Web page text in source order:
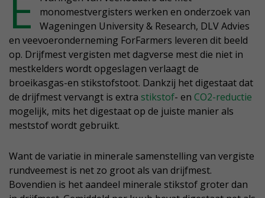
monomestvergisters werken en onderzoek van
Wageningen University & Research, DLV Advies
en veevoeronderneming ForFarmers leveren dit beeld
op. Drijfmest vergisten met dagverse mest die niet in
mestkelders wordt opgeslagen verlaagt de
broeikasgas-en stikstofstoot. Dankzij het digestaat dat
de drijfmest vervangt is extra stikstof- en CO2-reductie
mogelijk, mits het digestaat op de juiste manier als
meststof wordt gebruikt.
Want de variatie in minerale samenstelling van vergiste
rundveemest is net zo groot als van drijfmest.
Bovendien is het aandeel minerale stikstof groter dan